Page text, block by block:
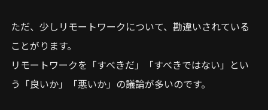
ただ、少しリモートワークについて、勘違いされている
ことがります。
リモートワークを「すべきだ」「すべきではない」とい
う「良いか」「悪いか」の議論が多いのです。